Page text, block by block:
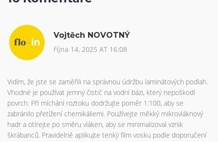
Vojtěch NOVOTNÝ
října 14, 2025 AT 16:08
Vidím, že jste se zaměřili na správnou údržbu laminátových podlah.
Vhodné je používat jemný čistič na vodní bázi, který nepoškodí
povrch. Při míchání roztoku dodržujte poměr 1:100, aby se
zabránilo přetížení chemikáliemi. Používejte měkký mikrovláknový
hadr a otírejte po směru vláken, aby se minimalizoval vznik
škrábanců. Pravidelně aplikujte tenký film vosku podle doporučení